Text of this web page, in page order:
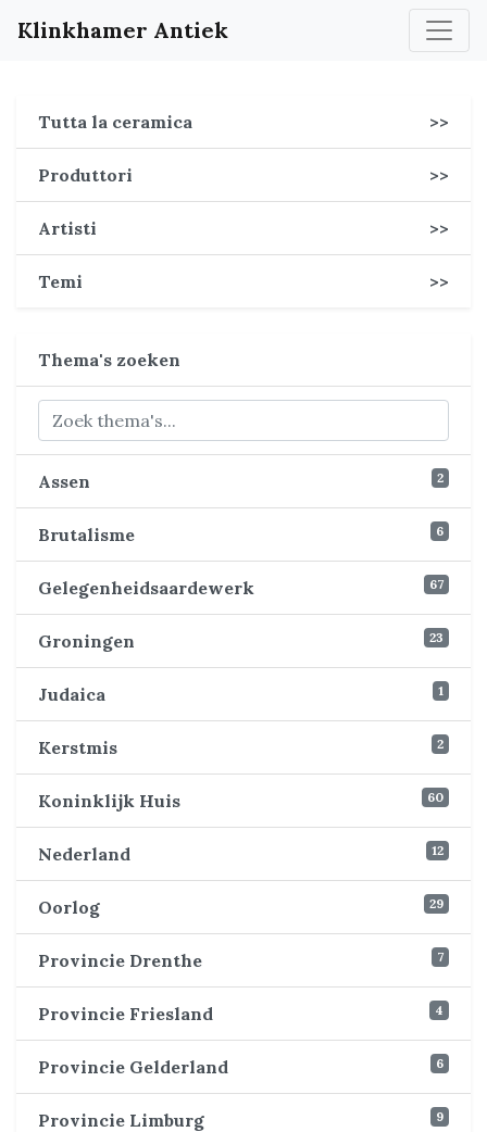
Klinkhamer Antiek
Tutta la ceramica >>
Produttori >>
Artisti >>
Temi >>
Thema's zoeken
Assen 2
Brutalisme 6
Gelegenheidsaardewerk 67
Groningen 23
Judaica 1
Kerstmis 2
Koninklijk Huis 60
Nederland 12
Oorlog 29
Provincie Drenthe 7
Provincie Friesland 4
Provincie Gelderland 6
Provincie Limburg 9